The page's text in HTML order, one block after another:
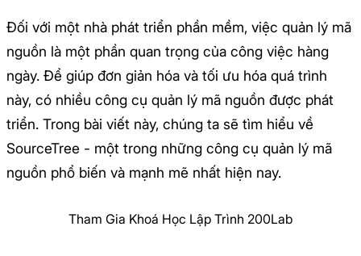
Đối với một nhà phát triển phần mềm, việc quản lý mã
nguồn là một phần quan trọng của công việc hàng
ngày. Để giúp đơn giản hóa và tối ưu hóa quá trình
này, có nhiều công cụ quản lý mã nguồn được phát
triển. Trong bài viết này, chúng ta sẽ tìm hiểu về
SourceTree - một trong những công cụ quản lý mã
nguồn phổ biến và mạnh mẽ nhất hiện nay.
Tham Gia Khoá Học Lập Trình 200Lab